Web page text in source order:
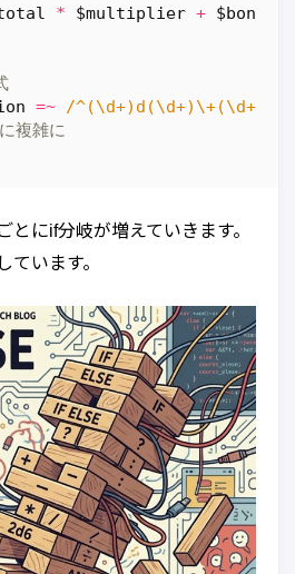
* $multiplier + $bonus
=~ /
複雑に
とにif分岐が増えていきます。
ています。